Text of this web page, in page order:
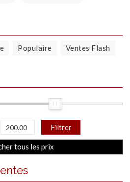
Populaire Ventes Flash
Filtrer
tous les prix